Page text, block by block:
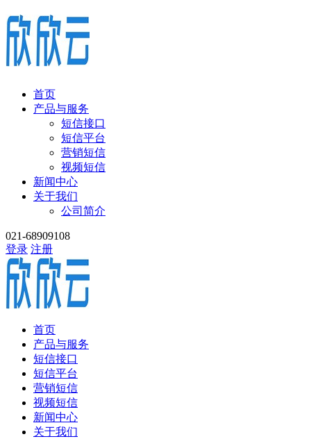
首页
产品与服务
短信接口
短信平台
营销短信
视频短信
新闻中心
关于我们
公司简介
021-68909108
登录 注册
首页
产品与服务
短信接口
短信平台
营销短信
视频短信
新闻中心
关于我们